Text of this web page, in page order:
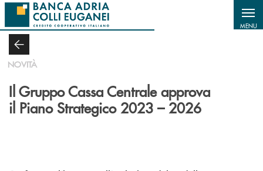
Salta al contenuto principale
MENU
NOVITÀ
Il Gruppo Cassa Centrale approva
il Piano Strategico 2023 – 2026